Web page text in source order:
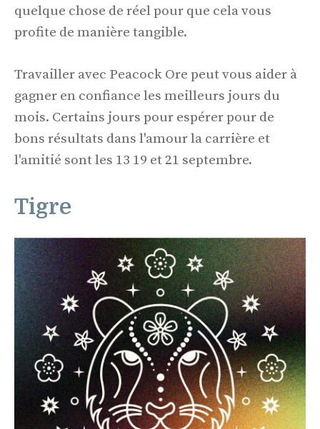
quelque chose de réel pour que cela vous
profite de manière tangible.
Travailler avec Peacock Ore peut vous aider à
gagner en confiance les meilleurs jours du
mois. Certains jours pour espérer pour de
bons résultats dans l'amour la carrière et
l'amitié sont les 13 19 et 21 septembre.
Tigre